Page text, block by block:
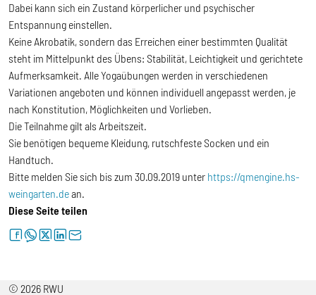
Dabei kann sich ein Zustand körperlicher und psychischer
Entspannung einstellen.
Keine Akrobatik, sondern das Erreichen einer bestimmten Qualität
steht im Mittelpunkt des Übens: Stabilität, Leichtigkeit und gerichtete
Aufmerksamkeit. Alle Yogaübungen werden in verschiedenen
Variationen angeboten und können individuell angepasst werden, je
nach Konstitution, Möglichkeiten und Vorlieben.
Die Teilnahme gilt als Arbeitszeit.
Sie benötigen bequeme Kleidung, rutschfeste Socken und ein
Handtuch.
Bitte melden Sie sich bis zum 30.09.2019 unter https://qmengine.hs-
weingarten.dean.
Diese Seite teilen
facebookwhatsapptwitterlinkedinletter
© 2026 RWU